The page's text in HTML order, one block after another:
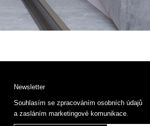
Newsletter
Souhlasím se zpracováním osobních údajů
a zasláním marketingové komunikace.